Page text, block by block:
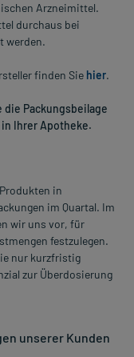
Arzneimittel.
durchaus bei
werden.
finden Sie hier.
die Packungsbeilage
Ihrer Apotheke.
in
im Quartal. Im
wir uns vor, für
festzulegen.
nur kurzfristig
zur Überdosierung
unserer Kunden